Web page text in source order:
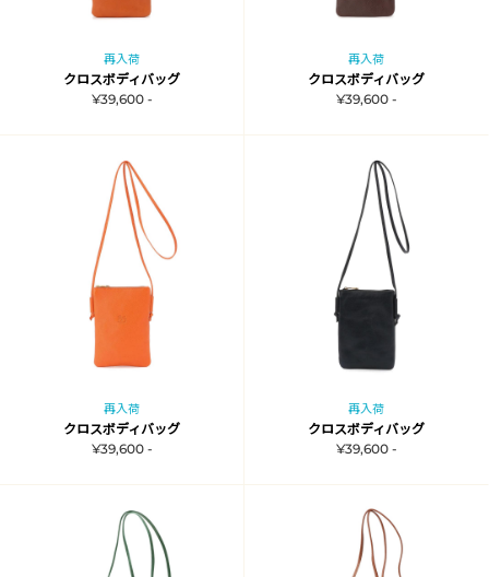
再入荷
クロスボディバッグ
¥39,600 -
再入荷
クロスボディバッグ
¥39,600 -
再入荷
クロスボディバッグ
¥39,600 -
再入荷
クロスボディバッグ
¥39,600 -